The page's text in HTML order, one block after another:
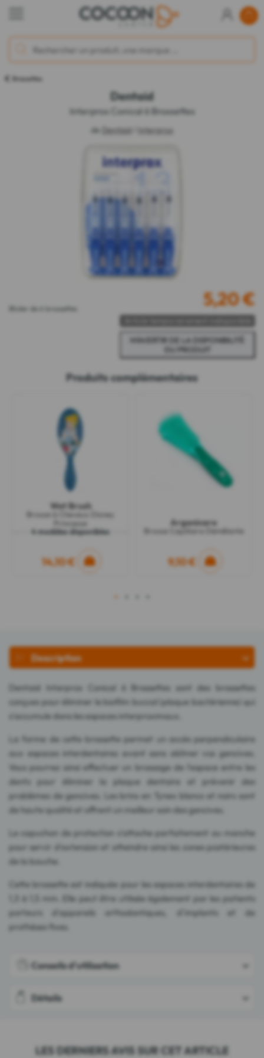
Brossettes
Dentaid
Interprox Conical 6 Brossettes
de Dentaid Interprox
Blister de 6 brossettes 5,20€
Produits complémentaires
Wet Brush
Brosse à Cheveux Disney
Princesse
4 modèles disponibles
14,10 €
Arganicare
Brosse Capillaire Démêlante
9,10 €
1
Description
Dentaid Interprox Conical 6 Brossettes sont des brossettes
conçues pour éliminer le biofilm buccal (plaque bactérienne) qui
s'accumule dans les espaces interproximaux.
La forme de cette brossette permet un accès perpendiculaire
aux espaces interdentaires avant sans abîmer vos gencives.
Vous pourrez ainsi effectuer un brossage de l'espace entre les
dents pour éliminer la plaque dentaire et prévenir des
problèmes de gencives. Les brins en Tynex blancs et noirs sont
de haute qualité et offrent un meilleur soin des gencives.
Le capuchon de protection s'attache parfaitement au manche
pour servir d'extension et atteindre ainsi les zones postérieures
de la bouche.
Cette brossette est indiquée pour les espaces interdentaires de
1,3 à 1,5 mm. Elle peut être utilisée également par les patients
porteurs d'appareils orthodontiques, d'implants et de
prothèses fixes.
Conseils d'utilisation
Détails
LES DERNIERS AVIS SUR CET ARTICLE